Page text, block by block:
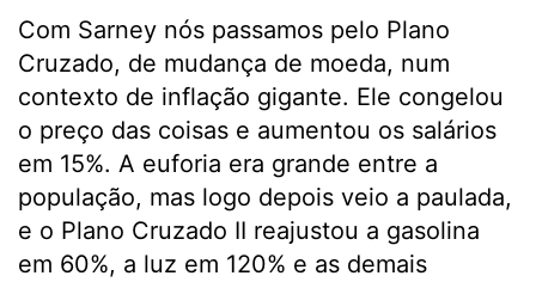
Com Sarney nós passamos pelo Plano
Cruzado, de mudança de moeda, num
contexto de inflação gigante. Ele congelou
o preço das coisas e aumentou os salários
em 15%. A euforia era grande entre a
população, mas logo depois veio a paulada,
e o Plano Cruzado II reajustou a gasolina
em 60%, a luz em 120% e as demais